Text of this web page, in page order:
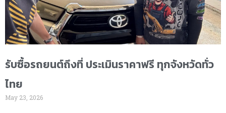
รับซื้อรถยนต์ถึงที่ ประเมินราคาฟรี ทุกจังหวัดทั่ว
ไทย
May 23, 2026